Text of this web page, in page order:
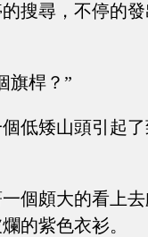
搜尋，不停的
旗桿？”
低矮山頭引起
個頗大的看上
的紫色衣衫。